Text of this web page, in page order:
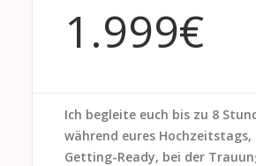
1.999€
Ich begleite euch bis zu 8
während eures Hochzeitstags,
Getting-Ready, bei der